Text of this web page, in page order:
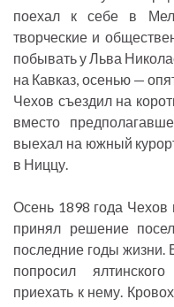
поехал к себе в
творческие и
побывать у Льва
на Кавказ, осенью —
Чехов съездил на
вместо
выехал на южный
в Ниццу.
Осень 1898 года Чехов
принял решение
последние годы жизни.
попросил
приехать к нему.